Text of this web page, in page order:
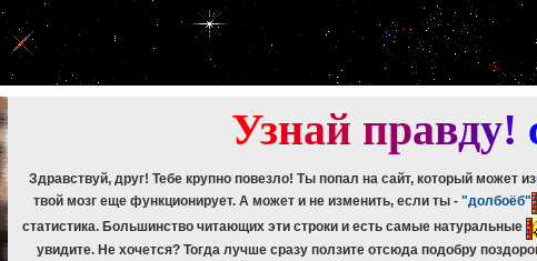
mysqli_fetch_assoc(): Couldn't fetch mysqli_result
mysqli_free_result(): Couldn't fetch mysqli_result
265 :mysqli_fetch_assoc(): Couldn't fetch mysqli_result
329 :mysqli_free_result(): Couldn't fetch mysqli_result
265 : mysqli_fetch_assoc(): Couldn't fetch mysqli_result
mysqli_free_result(): Couldn't fetch mysqli_result
Узнай правду!
Здравствуй, друг! Тебе крупно повезло! Ты попал на сайт, который может
твой мозг еще функционирует. А может и не изменить, если ты - "долбоёб"
статистика. Большинство читающих эти строки и есть самые натуральные
увидите. Не хочется? Тогда лучше сразу ползите отсюда подобру